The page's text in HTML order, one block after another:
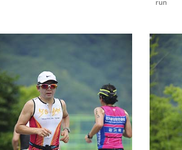
run